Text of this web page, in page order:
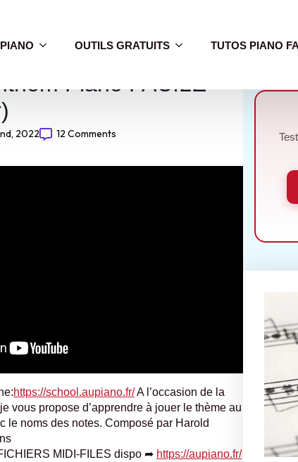
OUTILS GRATUITS TUTOS PIANO
Piano FACILE
2022 12 Comments
https://school.aupiano.fr/A l’occasion de la
vous propose d’apprendre à jouer le thème au
le noms des notes. Composé par Harold
MIDI-FILES dispo ➦ https://aupiano.fr/